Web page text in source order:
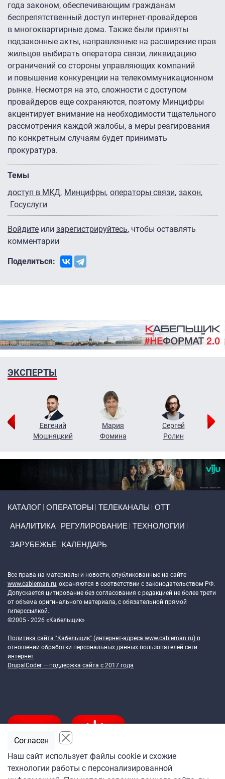
года законом, обеспечивающим гражданам
беспрепятственный доступ интернет-провайдеров
в многоквартирные дома. Также были приняты
подзаконные акты, направленные на расширение прав
жильцов выбирать оператора связи, ликвидацию
ограничений со стороны управляющих компаний
и повышение конкуренции на телекоммуникационном
рынке. Несмотря на это, сложности с доступом
провайдеров еще сохраняются, поэтому Минцифры
акцентирует внимание на необходимости тщательного
рассмотрения каждой жалобы, а меры реагирования
по конкретным случаям будет принимать
прокуратура.
Темы
доступ в МКД Минцифры операторы связи закон
Госуслуги
Войдите или зарегистрируйтесь, чтобы оставлять
комментарии
Поделиться:
ЭКСПЕРТЫ
Евгений
Мошняцкий
Мария
Фомина
Сергей
Ролин
КАТАЛОГ ОПЕРАТОРЫ ТЕЛЕКАНАЛЫ ОТТ
АНАЛИТИКА РЕГУЛИРОВАНИЕ ТЕХНОЛОГИИ
ЗАРУБЕЖЬЕ КАЛЕНДАРЬ
Все права на материалы и новости, опубликованные на сайте
www.cableman.ru, охраняются в соответствии с законодательством РФ.
Допускается цитирование без согласования с редакцией не более трети
от объема оригинального материала, с обязательной прямой
гиперссылкой.
©2005 - 2026 «Кабельщик»
Политика сайта "Кабельщик" (интернет-адреса www.cableman.ru) в
отношении обработки персональных данных пользователей сети
интернет
DrupalCoder — поддержка сайта c 2017 года
Наш сайт использует файлы cookie и схожие
технологии работы с персонализированной
Согласен